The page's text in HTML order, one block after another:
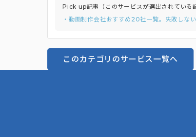
ソリューションを提供します。専門のマ
してサポートする体制を整えています。
Pick up記事（このサービスが選出されている
・動画制作会社おすすめ20社一覧。失敗しな
このカテゴリのサービス一覧へ